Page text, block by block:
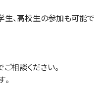
、高校生の参加も可能で
相談ください。